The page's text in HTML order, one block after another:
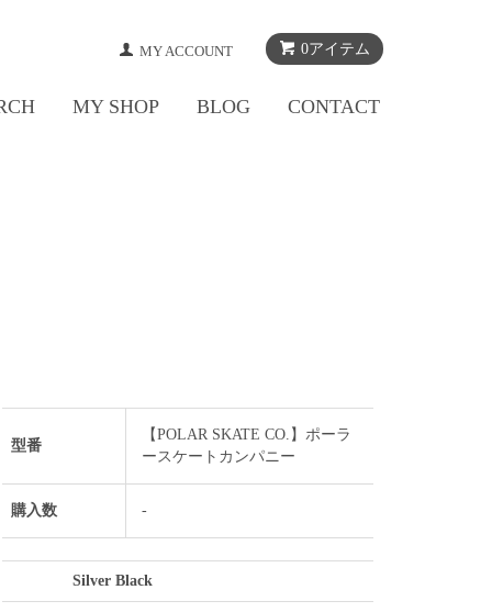
0アイテム
MY ACCOUNT
MY SHOP BLOG CONTACT
型番
【POLAR SKATE CO.】ポーラ
ースケートカンパニー
購入数 -
Silver Black